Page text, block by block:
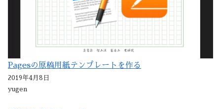
Pagesの原稿用紙テンプレートを作る
2019年4月8日
yugen